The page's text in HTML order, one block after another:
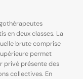
en deux classes. La
brute comprise
permet
privé présente des
collectives. En